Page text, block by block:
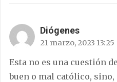
Diógenes
21 marzo, 2023 13:25
Esta no es una cuestión
buen o mal católico,